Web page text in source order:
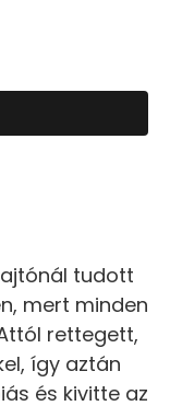
tudott
mert minden
rettegett,
így aztán
és kivitte az